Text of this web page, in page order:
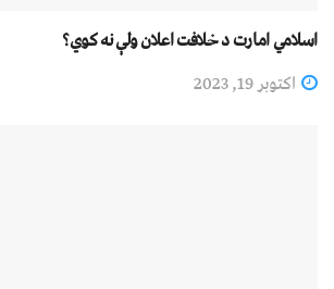
اسلامي امارت د خلافت اعلان ولې نه کوي؟
اکتوبر 19, 2023